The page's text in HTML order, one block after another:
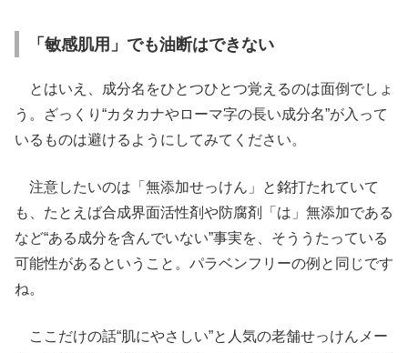
「敏感肌用」でも油断はできない
とはいえ、成分名をひとつひとつ覚えるのは面倒でしょ
う。ざっくり“カタカナやローマ字の長い成分名”が入って
いるものは避けるようにしてみてください。
注意したいのは「無添加せっけん」と銘打たれていて
も、たとえば合成界面活性剤や防腐剤「は」無添加である
など“ある成分を含んでいない”事実を、そううたっている
可能性があるということ。パラベンフリーの例と同じです
ね。
ここだけの話“肌にやさしい”と人気の老舗せっけんメー